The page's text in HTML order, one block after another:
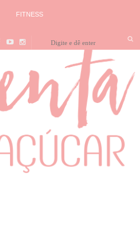
FITNESS